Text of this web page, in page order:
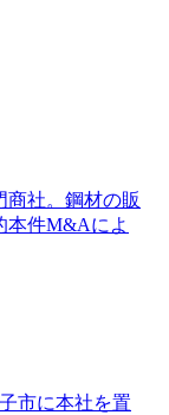
商社。鋼材の販
本件M&Aによ
市に本社を置